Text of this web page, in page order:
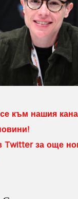
към нашия
Twitter за още